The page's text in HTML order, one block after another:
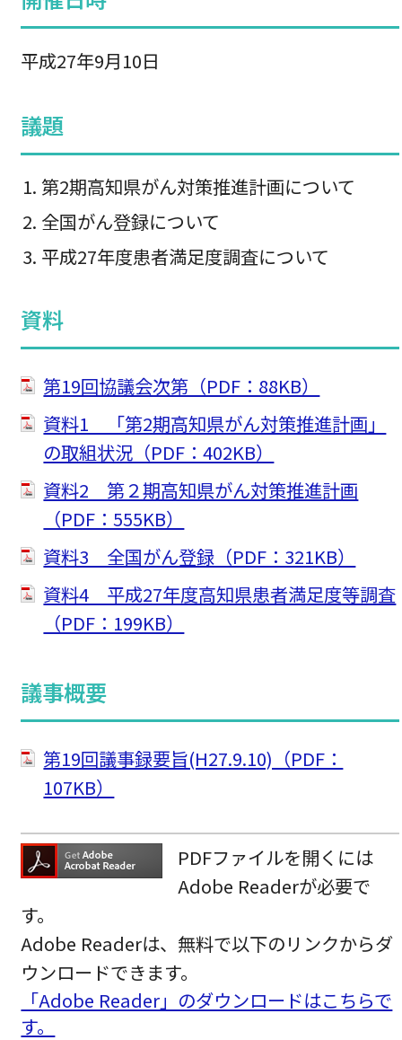
平成27年9月10日
議題
第2期高知県がん対策推進計画について
全国がん登録について
平成27年度患者満足度調査について
資料
第19回協議会次第（PDF：88KB）
資料1 「第2期高知県がん対策推進計画」
の取組状況（PDF：402KB）
資料2 第２期高知県がん対策推進計画
（PDF：555KB）
資料3 全国がん登録（PDF：321KB）
資料4 平成27年度高知県患者満足度等調査
（PDF：199KB）
議事概要
第19回議事録要旨(H27.9.10)（PDF：
107KB）
PDFファイルを開くには
Adobe Readerが必要で
す。
Adobe Readerは、無料で以下のリンクからダ
ウンロードできます。
「Adobe Reader」のダウンロードはこちらで
す。